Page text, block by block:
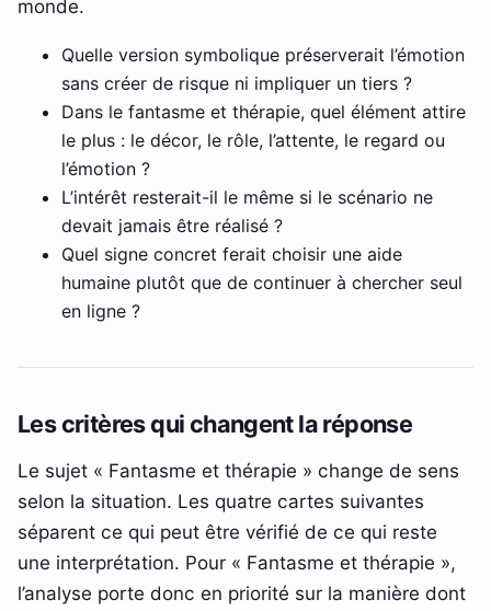
monde.
Quelle version symbolique préserverait l’émotion
sans créer de risque ni impliquer un tiers ?
Dans le fantasme et thérapie, quel élément attire
le plus : le décor, le rôle, l’attente, le regard ou
l’émotion ?
L’intérêt resterait-il le même si le scénario ne
devait jamais être réalisé ?
Quel signe concret ferait choisir une aide
humaine plutôt que de continuer à chercher seul
en ligne ?
Les critères qui changent la réponse
Le sujet « Fantasme et thérapie » change de sens
selon la situation. Les quatre cartes suivantes
séparent ce qui peut être vérifié de ce qui reste
une interprétation. Pour « Fantasme et thérapie »,
l’analyse porte donc en priorité sur la manière dont